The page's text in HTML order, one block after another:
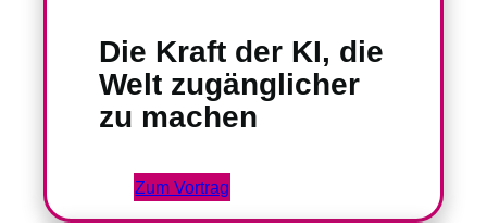
Die Kraft der KI, die
Welt zugänglicher
zu machen
Zum Vortrag